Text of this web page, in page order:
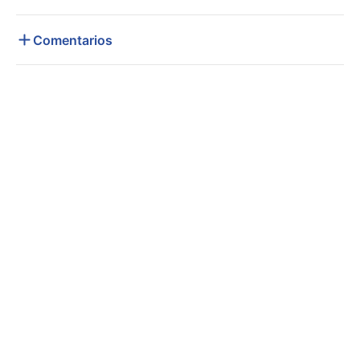
Comentarios